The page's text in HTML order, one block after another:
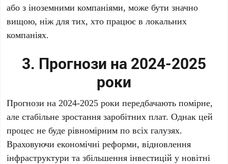
або з іноземними компаніями, може бути значно
вищою, ніж для тих, хто працює в локальних
компаніях.
3. Прогнози на 2024-2025
роки
Прогнози на 2024-2025 роки передбачають помірне,
але стабільне зростання заробітних плат. Однак цей
процес не буде рівномірним по всіх галузях.
Враховуючи економічні реформи, відновлення
інфраструктури та збільшення інвестицій у новітні